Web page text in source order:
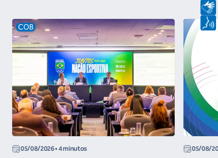
COB
05/08/2026• 4 minutos 05/08/